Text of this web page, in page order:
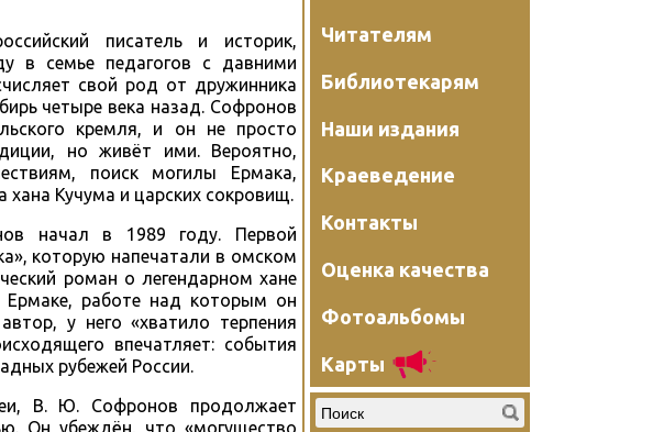
писатель и историк,
в семье педагогов с давними
свой род от дружинника
четыре века назад. Софронов
кремля, и он не просто
но живёт ими. Вероятно,
поиск могилы Ермака,
Кучума и царских сокровищ.
начал в 1989 году. Первой
которую напечатали в омском
роман о легендарном хане
Ермаке, работе над которым он
у него «хватило терпения
впечатляет: события
рубежей России.
В. Ю. Софронов продолжает
Читателям
Библиотекарям
Наши издания
Краеведение
Контакты
Оценка качества
Фотоальбомы
Карты